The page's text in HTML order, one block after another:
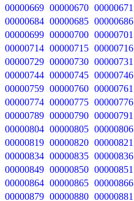
00000669 00000670 00000671
00000684 00000685 00000686
00000699 00000700 00000701
00000714 00000715 00000716
00000729 00000730 00000731
00000744 00000745 00000746
00000759 00000760 00000761
00000774 00000775 00000776
00000789 00000790 00000791
00000804 00000805 00000806
00000819 00000820 00000821
00000834 00000835 00000836
00000849 00000850 00000851
00000864 00000865 00000866
00000879 00000880 00000881